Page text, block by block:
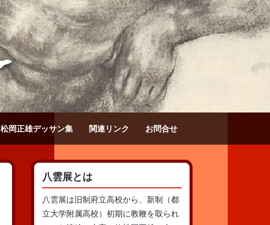
松岡正雄デッサン集 関連リンク お問合せ
八雲展とは
八雲展は旧制府立高校から、新制（都
立大学附属高校）初期に教鞭を取られ